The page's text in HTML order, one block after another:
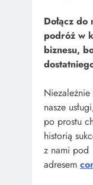
Dołącz
podróż w
biznesu,
nasze
po prostu
historią
z nami pod
adresem